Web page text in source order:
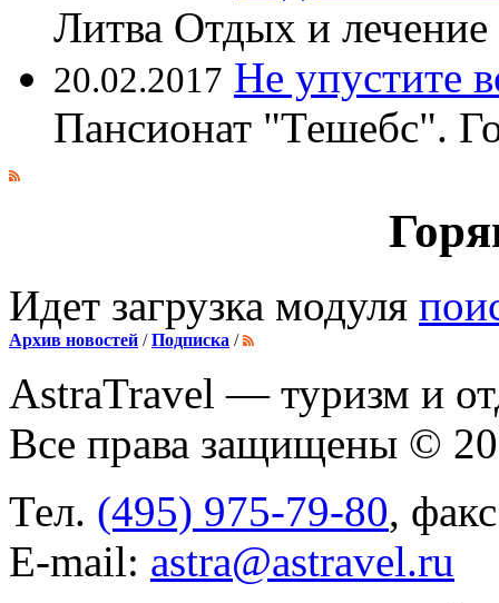
Литва Отдых и лечение
20.02.2017 Не упустите
Пансионат "Тешебс".
Идет загрузка модуля
Архив новостей /Подписка /
AstraTravel — туризм и
Все права защищены ©
Тел. (495) 975-79-80,
E-mail: astra@astravel.ru